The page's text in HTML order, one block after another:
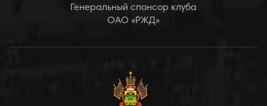
Генеральный спонсор клуба
ОАО «РЖД»